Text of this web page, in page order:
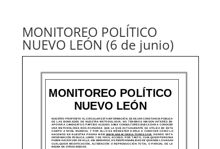
MONITOREO POLÍTICO
NUEVO LEÓN (6 de junio)